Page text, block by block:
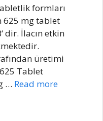
formları
625 mg tablet
dir. İlacın etkin
üretimi
Tablet
… Read more